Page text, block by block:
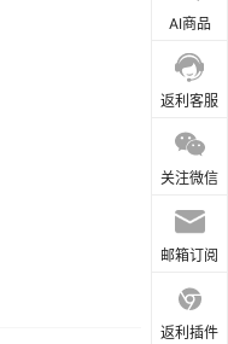
AI商品
返利客服
关注微信
邮箱订阅
返利插件